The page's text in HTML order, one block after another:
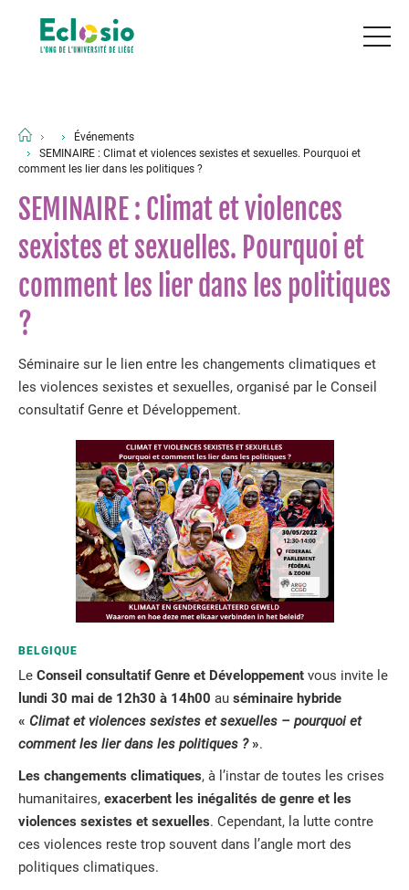
Événements
SEMINAIRE : Climat et violences sexistes et sexuelles. Pourquoi et
comment les lier dans les politiques ?
SEMINAIRE : Climat et violences
sexistes et sexuelles. Pourquoi et
comment les lier dans les politiques
?
Séminaire sur le lien entre les changements climatiques et
les violences sexistes et sexuelles, organisé par le Conseil
consultatif Genre et Développement.
BELGIQUE
Le Conseil consultatif Genre et Développement vous invite le
lundi 30 mai de 12h30 à 14h00 au séminaire hybride
« Climat et violences sexistes et sexuelles – pourquoi et
comment les lier dans les politiques ?».
Les changements climatiques, à l’instar de toutes les crises
humanitaires, exacerbent les inégalités de genre et les
violences sexistes et sexuelles. Cependant, la lutte contre
ces violences reste trop souvent dans l’angle mort des
politiques climatiques.